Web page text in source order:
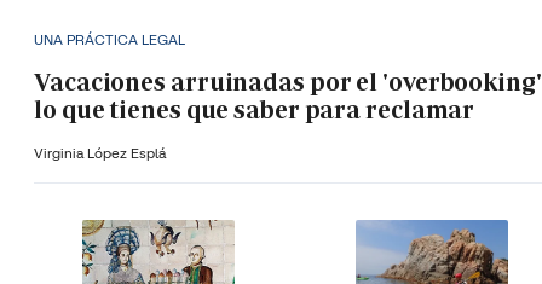
UNA PRÁCTICA LEGAL
Vacaciones arruinadas por el
lo que tienes que saber para reclamar
Virginia López Esplá